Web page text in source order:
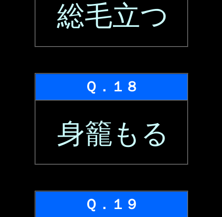
総毛立つ
Ｑ．１８
身籠もる
Ｑ．１９